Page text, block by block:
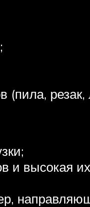
(пила, резак,
и высокая